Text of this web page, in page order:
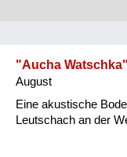
"Aucha Watschka"
August
Eine akustische
Leutschach an der